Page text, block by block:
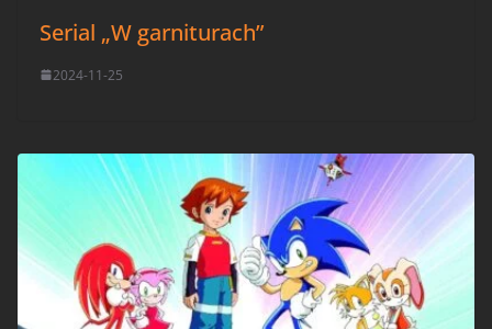
Serial „W garniturach”
2024-11-25